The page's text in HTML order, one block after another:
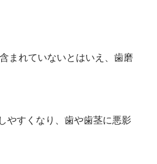
まれていないとはいえ、歯磨
やすくなり、歯や歯茎に悪影